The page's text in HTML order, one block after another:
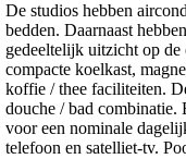
De studios hebben
bedden. Daarnaast
gedeeltelijk uitzicht op de
compacte koelkast,
koffie / thee faciliteiten.
douche / bad combinatie.
voor een nominale
telefoon en satelliet-tv.